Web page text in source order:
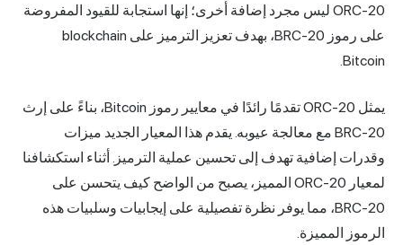
ORC-20 ليس مجرد إضافة أخرى؛ إنها استجابة للقيود المفروضة
على رموز BRC-20، بهدف تعزيز الترميز على blockchain
Bitcoin.
يمثل ORC-20 تقدمًا رائدًا في معايير رموز Bitcoin، بناءً على إرث
BRC-20 مع معالجة عيوبه. يقدم هذا المعيار الجديد ميزات
وقدرات إضافية تهدف إلى تحسين عملية الترميز. أثناء استكشافنا
لمعيار ORC-20 المميز، يصبح من الواضح كيف يتحسن على
BRC-20، مما يوفر نظرة تفصيلية على إيجابيات وسلبيات هذه
الرموز المميزة.